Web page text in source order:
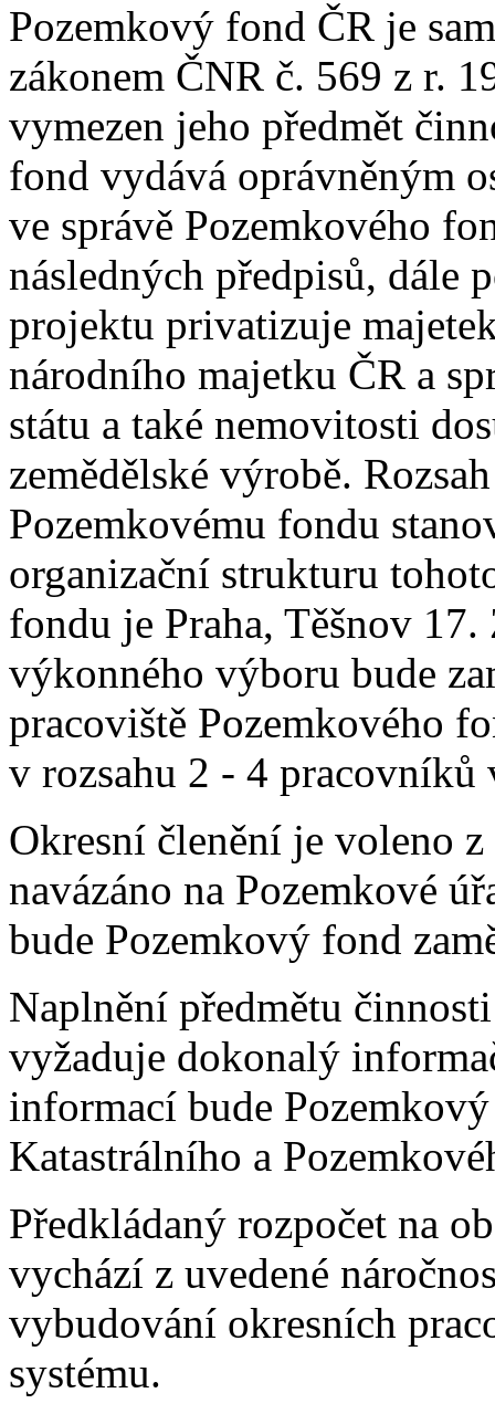
Pozemkový fond ČR je
zákonem ČNR č. 569 z r.
vymezen jeho předmět
fond vydává oprávněným
ve správě Pozemkového
následných předpisů, dále
projektu privatizuje
národního majetku ČR a
státu a také nemovitosti
zemědělské výrobě.
Pozemkovému fondu
organizační strukturu
fondu je Praha, Těšnov
výkonného výboru bude
pracoviště Pozemkového
v rozsahu 2 - 4 pracovníků
Okresní členění je voleno
navázáno na Pozemkové
bude Pozemkový fond
Naplnění předmětu
vyžaduje dokonalý
informací bude
Katastrálního a
Předkládaný rozpočet na
vychází z uvedené
vybudování okresních
systému.